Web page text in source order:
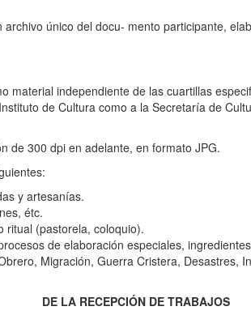
único del docu- mento participante,
material independiente de las cuartillas
de Cultura como a la Secretaría de
de 300 dpi en adelante, en formato JPG.
y artesanías.
étc.
ritual (pastorela, coloquio).
de elaboración especiales,
Migración, Guerra Cristera, Desastres,
DE LA RECEPCIÓN DE TRABAJOS